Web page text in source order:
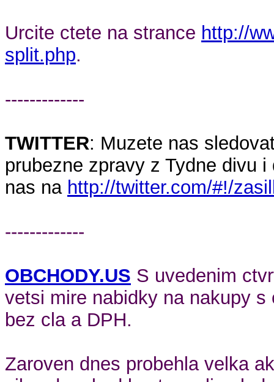
Urcite ctete na strance http://
split.php.
-------------
TWITTER: Muzete nas
prubezne zpravy z Tydne divu
nas na http://twitter.com/#!/
-------------
OBCHODY.US S uvedenim
vetsi mire nabidky na nakupy
bez cla a DPH.
Zaroven dnes probehla velka